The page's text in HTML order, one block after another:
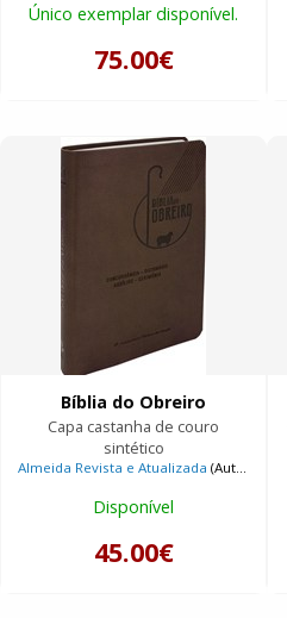
Único exemplar disponível.
75.00€
Bíblia do Obreiro
Capa castanha de couro
sintético
Almeida Revista e Atualizada (Autor)
Disponível
45.00€